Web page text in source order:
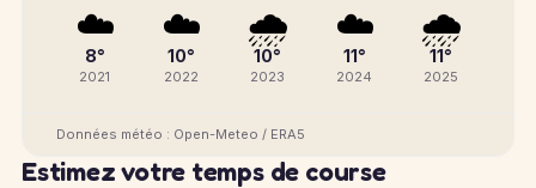
☁️
8°
2021
☁️
10°
2022
🌧️
10°
2023
☁️
11°
2024
🌧️
11°
2025
Données météo : Open-Meteo / ERA5
Estimez votre temps de course